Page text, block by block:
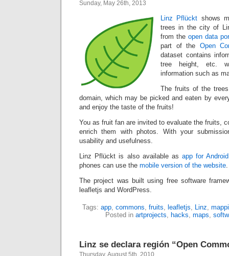
Sunday, May 26th, 2013
Linz Pflückt shows
trees in the city of
from the open data
part of the Open
dataset contains
tree height, etc.
information such as
The fruits of the
domain, which may be picked and eaten by
and enjoy the taste of the fruits!
You as fruit fan are invited to evaluate the fruits,
enrich them with photos. With your
usability and usefulness.
Linz Pflückt is also available as app for
phones can use the mobile version of the website.
The project was built using free software
leafletjs and WordPress.
Tags: app, commons, fruits, leafletjs, Linz,
Posted in artprojects, hacks, maps,
Linz se declara región “Open
Thursday, August 5th, 2010